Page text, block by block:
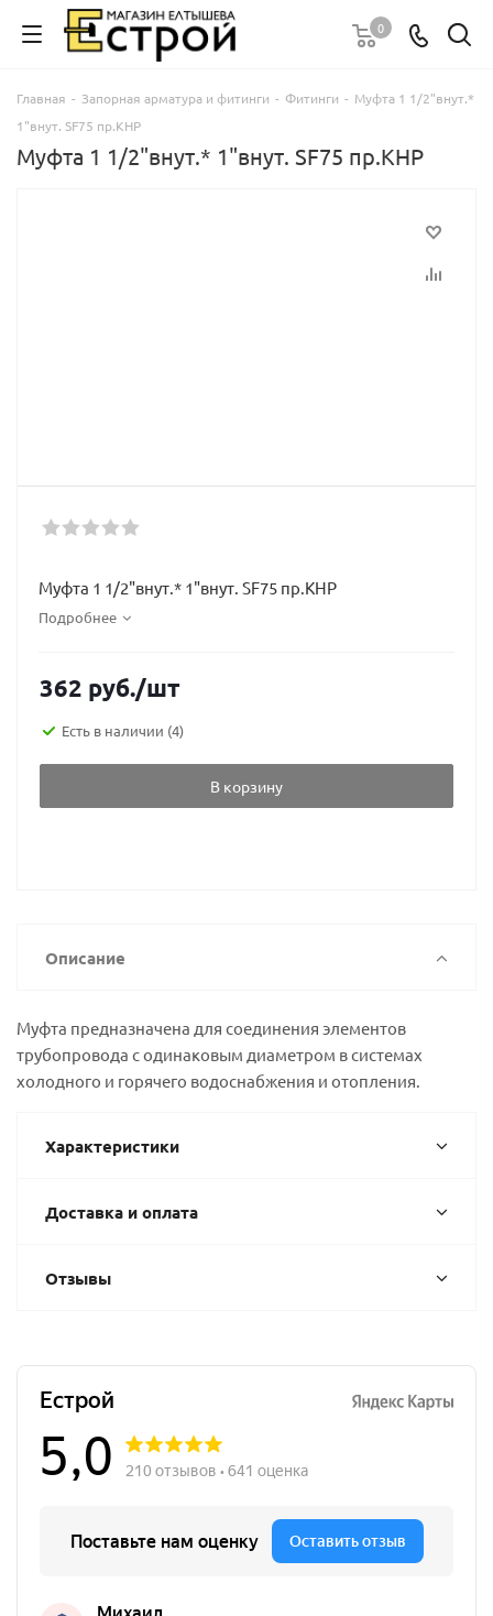
0
Главная - Запорная арматура и фитинги - Фитинги - Муфта 1 1/2"внут.*
1"внут. SF75 пр.КНР
Муфта 1 1/2"внут.* 1"внут. SF75 пр.КНР
Муфта 1 1/2"внут.* 1"внут. SF75 пр.КНР
Подробнее
362 руб./шт
Есть в наличии (4)
В корзину
Описание
Муфта предназначена для соединения элементов
трубопровода с одинаковым диаметром в системах
холодного и горячего водоснабжения и отопления.
Характеристики
Доставка и оплата
Отзывы